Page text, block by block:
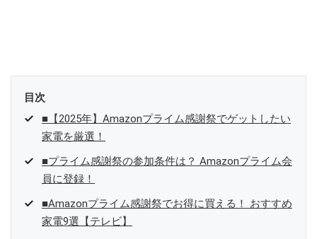
目次
■【2025年】Amazonプライム感謝祭でゲットしたい
家電を厳選！
■プライム感謝祭の参加条件は？ Amazonプライム会
員に登録！
■Amazonプライム感謝祭でお得に買える！ おすすめ
家電9選【テレビ】